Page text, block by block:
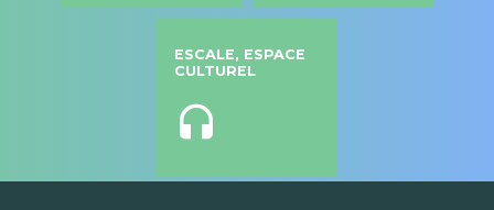
ESCALE, ESPACE
CULTUREL
headset